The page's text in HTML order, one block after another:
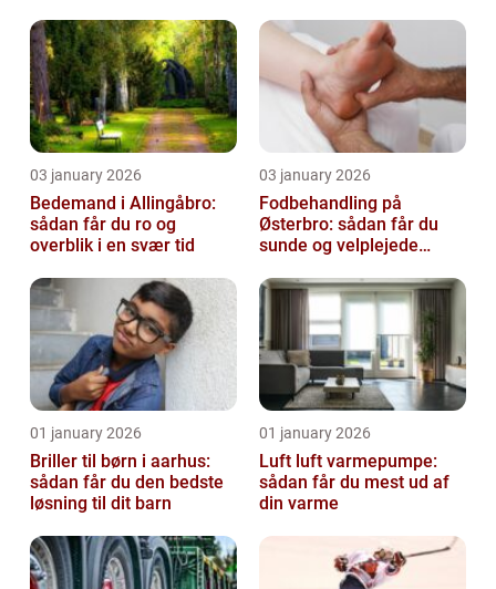
gæster
03 january 2026
Bedemand i Allingåbro:
sådan får du ro og
overblik i en svær tid
03 january 2026
Fodbehandling på
Østerbro: sådan får du
sunde og velplejede
01 january 2026
Briller til børn i aarhus:
sådan får du den bedste
løsning til dit barn
01 january 2026
Luft luft varmepumpe:
sådan får du mest ud af
din varme